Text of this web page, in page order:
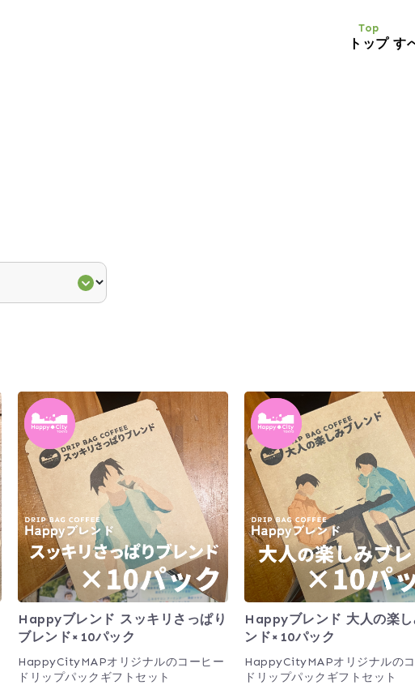
Top
トップ す
Happyブレンド スッキリさっぱり
ブレンド×10パック
HappyCityMAPオリジナルのコーヒー
ドリップパックギフトセット
Happyブレンド 大人の楽し
ンド×10パック
HappyCityMAPオリジナルの
ドリップパックギフトセット